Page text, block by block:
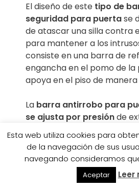
El diseño de este tipo de
seguridad para puertase
de atascar una silla contra
para mantener a los
consiste en una barra de
engancha en el pomo de la
apoya en el piso de manera
La barra antirrobo para
se ajusta por presiónde
extremo. De este modo,
empuja la puerta desde
absorbe la fuerza y la
suelo. Así, por más fuerza
para abrir la puerta, esta no
Esta web utiliza cookies para
de la navegación de sus
navegando consideramos
Aceptar Leer